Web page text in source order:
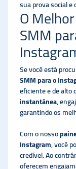
sua prova social
O
SMM
Se você está
SMM para o
eficiente e de alto
instantânea,
garantindo os
Com o nosso
Instagram, você
credível. Ao
oferecem